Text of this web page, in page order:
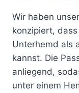
Wir haben
konzipiert,
Unterhemd als
kannst. Die
anliegend,
unter einem